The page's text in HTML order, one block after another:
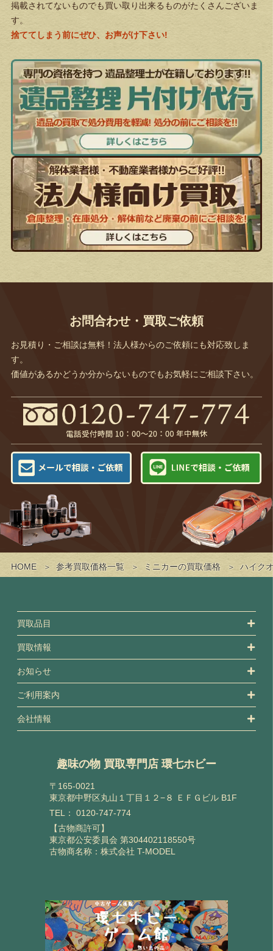
HOME 参考買取価格一覧 ミニカーの買取価格 ハイク
掲載されてないものでも買い取り出来るものがたくさんございま
す。
捨ててしまう前にぜひ、お声がけ下さい!
お問合わせ・買取ご依頼
お見積り・ご相談は無料！法人様からのご依頼にも対応致しま
す。
価値があるかどうか分からないものでもお気軽にご相談下さい。
買取品目
買取情報
お知らせ
ご利用案内
会社情報
趣味の物 買取専門店 環七ホビー
〒165-0021
東京都中野区丸山１丁目１２−８ ＥＦＧビル B1F
TEL： 0120-747-774
【古物商許可】
東京都公安委員会 第304402118550号
古物商名称：株式会社 T-MODEL